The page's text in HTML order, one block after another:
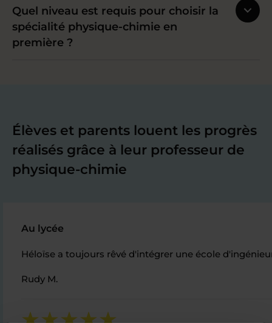
Quel niveau est requis pour choisir la
spécialité physique-chimie en
première ?
Élèves et parents louent les progrès
réalisés grâce à leur professeur de
physique-chimie
Au lycée
Héloïse a toujours rêvé d'intégrer une école
Rudy M.